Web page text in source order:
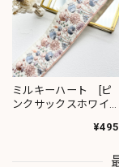
ミルキーハート [ピ
ンクサックスホワイ
¥495